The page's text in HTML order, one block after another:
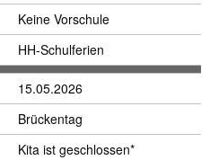
Keine Vorschule
HH-Schulferien
15.05.2026
Brückentag
Kita ist geschlossen*